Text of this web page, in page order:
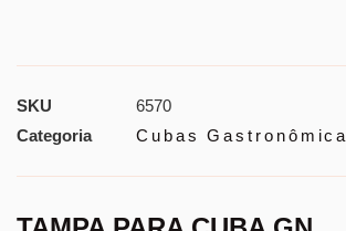
SKU
6570
Categoria
Cubas Gastronômica